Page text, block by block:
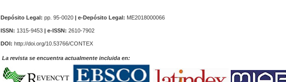
Depósito Legal: pp. 95-0020 | e-Depósito Legal: ME2018000066
ISSN: 1315-9453 | e-ISSN: 2610-7902
DOI: http://doi.org/10.53766/CONTEX
La revista se encuentra actualmente incluida en: